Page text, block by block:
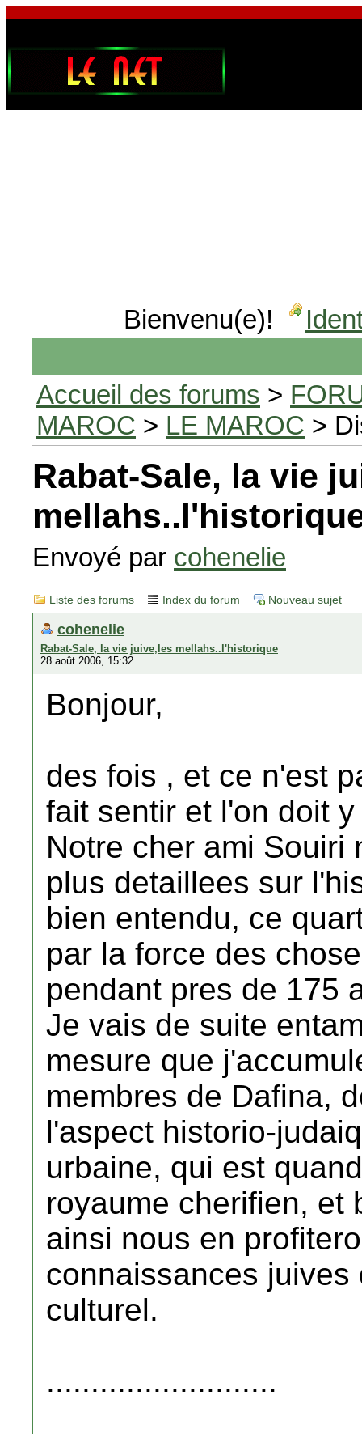
Bienvenu(e)!
Accueil des forums >
MAROC > LE MAROC >
Rabat-Sale, la vie
Envoyé par cohenelie
Liste des forums Index du forum Nouveau sujet
cohenelie
Rabat-Sale, la vie juive,les mellahs..l'historique
28 août 2006, 15:32
Bonjour,
des fois , et ce n'est
fait sentir et l'on doit
Notre cher ami Souiri
plus detaillees sur
bien entendu, ce
par la force des
pendant pres de 175
Je vais de suite
mesure que
membres de Dafina,
l'aspect historio-
urbaine, qui est
royaume cherifien, et
ainsi nous en
connaissances
culturel.
..........................